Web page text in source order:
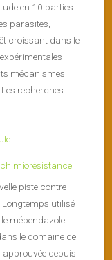
en 10 parties
parasites,
croissant dans le
mécanismes
recherches
piste contre
Longtemps utilisé
mébendazole
le domaine de
approuvée depuis